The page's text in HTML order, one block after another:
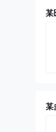
某
某